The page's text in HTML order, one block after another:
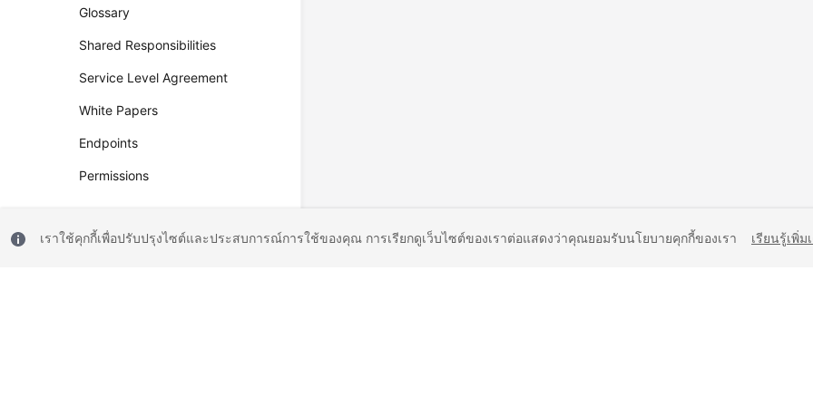
Glossary
Shared Responsibilities
Service Level Agreement
White Papers
Endpoints
Permissions
เราใช้คุกกี้เพื่อปรับปรุงไซต์และประสบการณ์การใช้ของคุณ การเรียกดูเว็บไซต์ของเราต่อแสดงว่าคุณยอมรับนโยบายคุกกี้ของเรา เรียนรู้เพิ่ม